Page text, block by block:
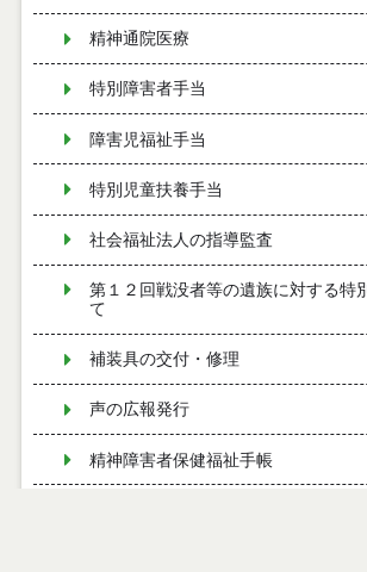
精神通院医療
特別障害者手当
障害児福祉手当
特別児童扶養手当
社会福祉法人の指導監査
第１２回戦没者等の遺族に対する特
て
補装具の交付・修理
声の広報発行
精神障害者保健福祉手帳